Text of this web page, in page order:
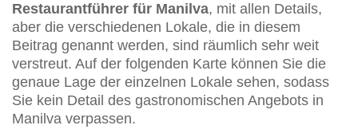
Restaurantführer für Manilva, mit allen Details,
aber die verschiedenen Lokale, die in diesem
Beitrag genannt werden, sind räumlich sehr weit
verstreut. Auf der folgenden Karte können Sie die
genaue Lage der einzelnen Lokale sehen, sodass
Sie kein Detail des gastronomischen Angebots in
Manilva verpassen.